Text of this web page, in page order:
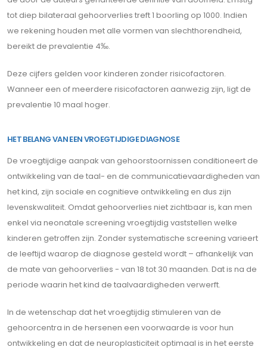
tot diep bilateraal gehoorverlies treft 1 boorling op 1000. Indien
we rekening houden met alle vormen van slechthorendheid,
bereikt de prevalentie 4‰.
Deze cijfers gelden voor kinderen zonder risicofactoren.
Wanneer een of meerdere risicofactoren aanwezig zijn, ligt de
prevalentie 10 maal hoger.
HET BELANG VAN EEN VROEGTIJDIGE DIAGNOSE
De vroegtijdige aanpak van gehoorstoornissen conditioneert de
ontwikkeling van de taal- en de communicatievaardigheden van
het kind, zijn sociale en cognitieve ontwikkeling en dus zijn
levenskwaliteit. Omdat gehoorverlies niet zichtbaar is, kan men
enkel via neonatale screening vroegtijdig vaststellen welke
kinderen getroffen zijn. Zonder systematische screening varieert
de leeftijd waarop de diagnose gesteld wordt – afhankelijk van
de mate van gehoorverlies - van 18 tot 30 maanden. Dat is na de
periode waarin het kind de taalvaardigheden verwerft.
In de wetenschap dat het vroegtijdig stimuleren van de
gehoorcentra in de hersenen een voorwaarde is voor hun
ontwikkeling en dat de neuroplasticiteit optimaal is in het eerste